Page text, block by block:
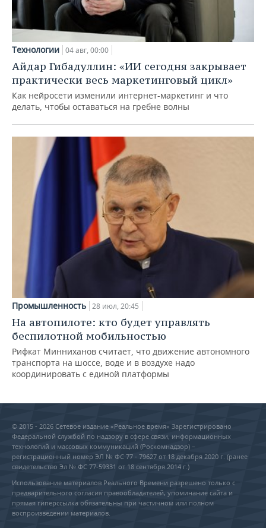
Технологии 04 авг, 00:00
Айдар Гибадуллин: «ИИ сегодня закрывает
практически весь маркетинговый цикл»
Как нейросети изменили интернет-маркетинг и что
делать, чтобы оставаться на гребне волны
Промышленность 28 июл, 20:45
На автопилоте: кто будет управлять
беспилотной мобильностью
Рифкат Минниханов считает, что движение автономного
транспорта на шоссе, воде и в воздухе надо
координировать с единой платформы
© 2015 - 2026 Сетевое издание «Реальное время» Зарегистрировано
Федеральной службой по надзору в сфере связи, информационных
технологий и массовых коммуникаций (Роскомнадзор) –
регистрационный номер ЭЛ № ФС 77 - 79627 от 18 декабря 2020 г. (ранее
свидетельство Эл № ФС 77-59331 от 18 сентября 2014 г.)
Использование материалов Реального Времени разрешено только с
предварительного согласия правообладателей, упоминание сайта и
прямая гиперссылка обязательны при частичном или полном
воспроизведении материалов.